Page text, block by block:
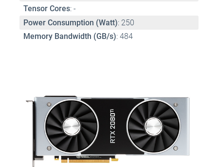
Tensor Cores: -
Power Consumption (Watt): 250
Memory Bandwidth (GB/s): 484